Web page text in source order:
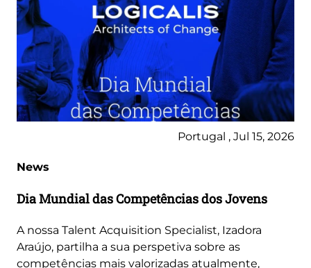
Portugal , Jul 15, 2026
News
Dia Mundial das Competências dos Jovens
A nossa Talent Acquisition Specialist, Izadora
Araújo, partilha a sua perspetiva sobre as
competências mais valorizadas atualmente,